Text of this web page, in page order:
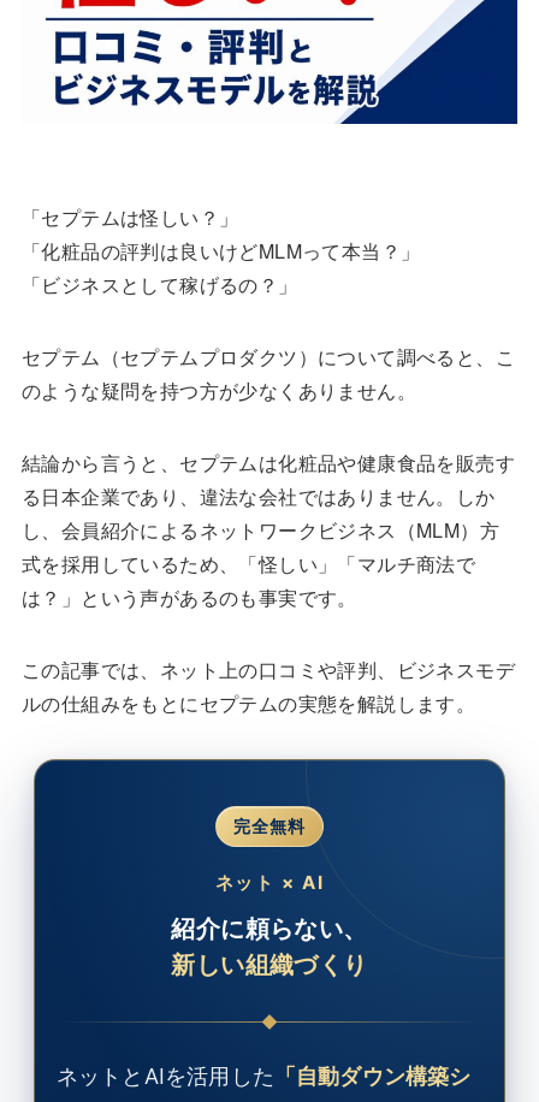
「セプテムは怪しい？」
「化粧品の評判は良いけどMLMって本当？」
「ビジネスとして稼げるの？」
セプテム（セプテムプロダクツ）について調べると、こ
のような疑問を持つ方が少なくありません。
結論から言うと、セプテムは化粧品や健康食品を販売す
る日本企業であり、違法な会社ではありません。しか
し、会員紹介によるネットワークビジネス（MLM）方
式を採用しているため、「怪しい」「マルチ商法で
は？」という声があるのも事実です。
この記事では、ネット上の口コミや評判、ビジネスモデ
ルの仕組みをもとにセプテムの実態を解説します。
完全無料
ネット × AI
紹介に頼らない、
新しい組織づくり
ネットとAIを活用した 「自動ダウン構築シ